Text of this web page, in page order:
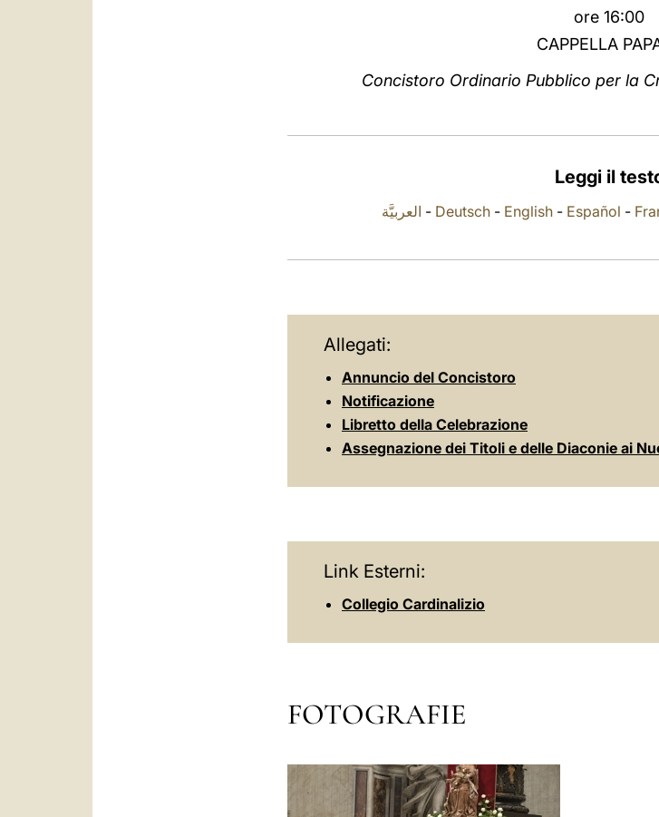
ore 16:00
CAPPELLA
Concistoro Ordinario Pubblico per la
Leggi il
العربيَّة - Deutsch - English - Español -
Allegati:
Annuncio del Concistoro
Notificazione
Libretto della Celebrazione
Assegnazione dei Titoli e delle Diaconie ai
Link Esterni:
Collegio Cardinalizio
FOTOGRAFIE